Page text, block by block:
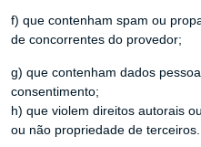
f) que contenham spam ou
de concorrentes do provedor;
g) que contenham dados
consentimento;
h) que violem direitos autorais
ou não propriedade de terceiros.